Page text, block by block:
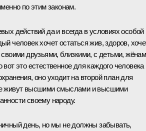
по этим законам.
действий да и всегда в условиях особой
человек хочет остаться жив, здоров,
своими друзьями, близкими, с детьми,
это естественное для каждого человека
оно уходит на второй план для
живут высшими смыслами и высшими
своему народу.
день, но мы не должны забывать,